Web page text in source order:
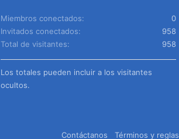
Miembros conectados
0
Invitados conectados
958
Total de visitantes
958
Los totales pueden incluir a los visitantes
ocultos.
Contáctanos Términos y reglas